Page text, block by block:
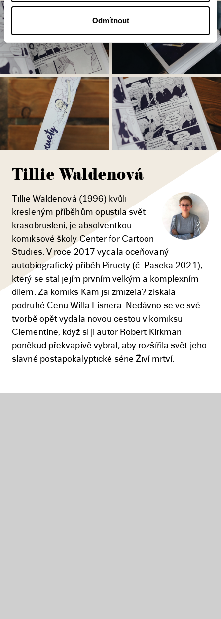
Odmítnout
Tillie Waldenová
Tillie Waldenová (1996) kvůli
kresleným příběhům opustila svět
krasobruslení, je absolventkou
komiksové školy Center for Cartoon
Studies. V roce 2017 vydala oceňovaný
autobiografický příběh Piruety (č. Paseka 2021),
který se stal jejím prvním velkým a komplexním
dílem. Za komiks Kam jsi zmizela? získala
podruhé Cenu Willa Eisnera. Nedávno se ve své
tvorbě opět vydala novou cestou v komiksu
Clementine, když si ji autor Robert Kirkman
poněkud překvapivě vybral, aby rozšířila svět jeho
slavné postapokalyptické série Živí mrtví.